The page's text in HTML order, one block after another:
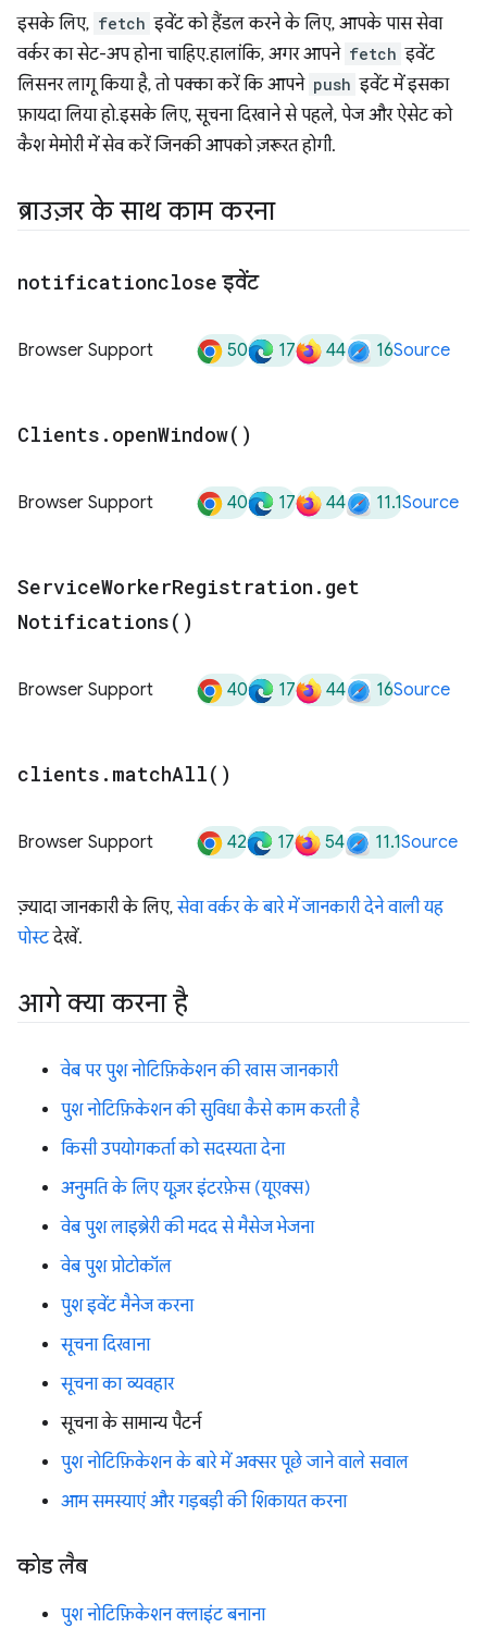
इसके लिए, fetch इवेंट को हैंडल करने के लिए, आपके पास सेवा
वर्कर का सेट-अप होना चाहिए. हालांकि, अगर आपने fetch इवेंट
लिसनर लागू किया है, तो पक्का करें कि आपने push इवेंट में इसका
फ़ायदा लिया हो. इसके लिए, सूचना दिखाने से पहले, पेज और ऐसेट को
कैश मेमोरी में सेव करें जिनकी आपको ज़रूरत होगी.
ब्राउज़र के साथ काम करना
notificationclose इवेंट
Browser Support 50 17 44 16Source
Clients . openWindow( )
Browser Support 40 17 44 11.1Source
ServiceWorkerRegistration . get
Notifications( )
Browser Support 40 17 44 16Source
clients . matchAll( )
Browser Support 42 17 54 11.1Source
ज़्यादा जानकारी के लिए,सेवा वर्कर के बारे में जानकारी देने वाली यह
पोस्टदेखें.
आगे क्या करना है
वेब पर पुश नोटिफ़िकेशन की खास जानकारी
पुश नोटिफ़िकेशन की सुविधा कैसे काम करती है
किसी उपयोगकर्ता को सदस्यता देना
अनुमति के लिए यूज़र इंटरफ़ेस (यूएक्स)
वेब पुश लाइब्रेरी की मदद से मैसेज भेजना
वेब पुश प्रोटोकॉल
पुश इवेंट मैनेज करना
सूचना दिखाना
सूचना का व्यवहार
सूचना के सामान्य पैटर्न
पुश नोटिफ़िकेशन के बारे में अक्सर पूछे जाने वाले सवाल
आम समस्याएं और गड़बड़ी की शिकायत करना
कोड लैब
पुश नोटिफ़िकेशन क्लाइंट बनाना